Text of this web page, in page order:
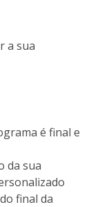
a sua
é final e
da sua
final da